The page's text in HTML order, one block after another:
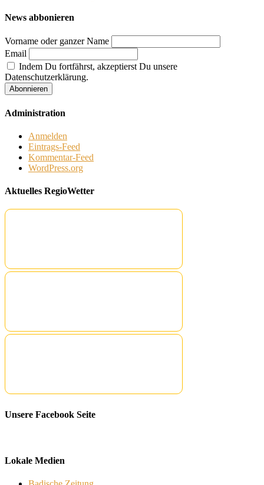
News abbonieren
Vorname oder ganzer Name
Email
Indem Du fortfährst, akzeptierst Du unsere
Datenschutzerklärung.
Administration
Anmelden
Eintrags-Feed
Kommentar-Feed
WordPress.org
Aktuelles RegioWetter
Unsere Facebook Seite
Lokale Medien